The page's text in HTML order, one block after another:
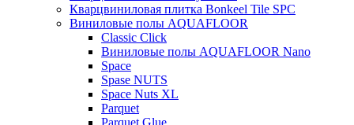
Кварцвиниловая плитка Bonkeel Tile SPC
Виниловые полы AQUAFLOOR
Classic Click
Виниловые полы AQUAFLOOR Nano
Space
Spase NUTS
Space Nuts XL
Parquet
Parquet Glue